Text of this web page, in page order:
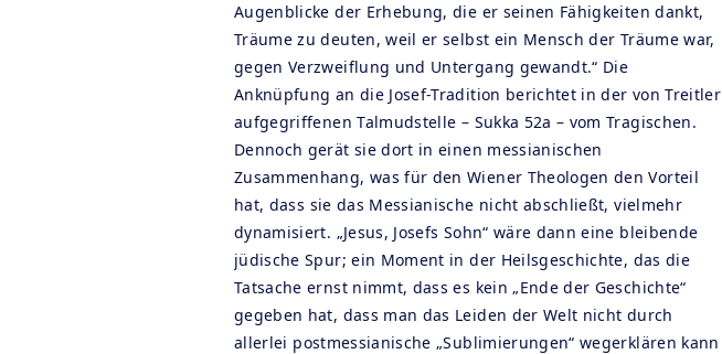
Augenblicke der Erhebung, die er seinen Fähigkeiten dankt,
Träume zu deuten, weil er selbst ein Mensch der Träume war,
gegen Verzweiflung und Untergang gewandt.“ Die
Anknüpfung an die Josef-Tradition berichtet in der von Treitler
aufgegriffenen Talmudstelle – Sukka 52a – vom Tragischen.
Dennoch gerät sie dort in einen messianischen
Zusammenhang, was für den Wiener Theologen den Vorteil
hat, dass sie das Messianische nicht abschließt, vielmehr
dynamisiert. „Jesus, Josefs Sohn“ wäre dann eine bleibende
jüdische Spur; ein Moment in der Heilsgeschichte, das die
Tatsache ernst nimmt, dass es kein „Ende der Geschichte“
gegeben hat, dass man das Leiden der Welt nicht durch
allerlei postmessianische „Sublimierungen“ wegerklären kann